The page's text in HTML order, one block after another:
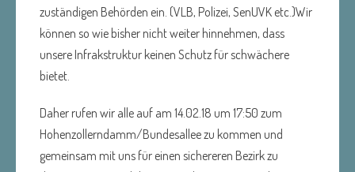
zuständigen Behörden ein. (VLB, Polizei, SenUVK etc.)Wir
können so wie bisher nicht weiter hinnehmen, dass
unsere Infrakstruktur keinen Schutz für schwächere
bietet.
Daher rufen wir alle auf am 14.02.18 um 17:50 zum
Hohenzollerndamm/Bundesallee zu kommen und
gemeinsam mit uns für einen sichereren Bezirk zu